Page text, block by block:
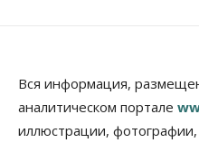
Общество
Подозреваемых в
задержали в
06 Августа 2026, 16:15
Вся информация,
аналитическом портале
иллюстрации,